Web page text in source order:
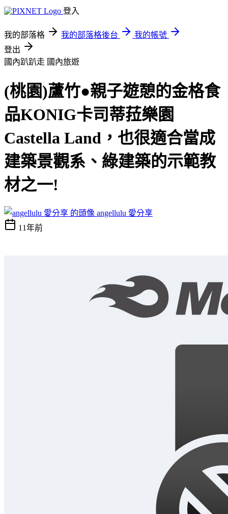
登入
我的部落格 我的部落格後台
我的帳號
登出
國內趴趴走 國內旅遊
(桃園)蘆竹●親子遊憩的金格食
品KONIG卡司蒂菈樂園
Castella Land，也很適合當成
建築景觀系、綠建築的示範教
材之一!
angellulu 愛分享
11年前